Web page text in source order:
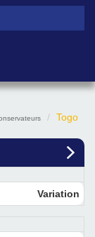
Togo
Variation